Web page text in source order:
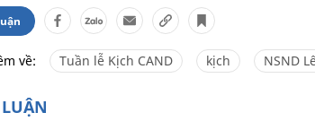
về: Tuần lễ Kịch CAND kịch NSND